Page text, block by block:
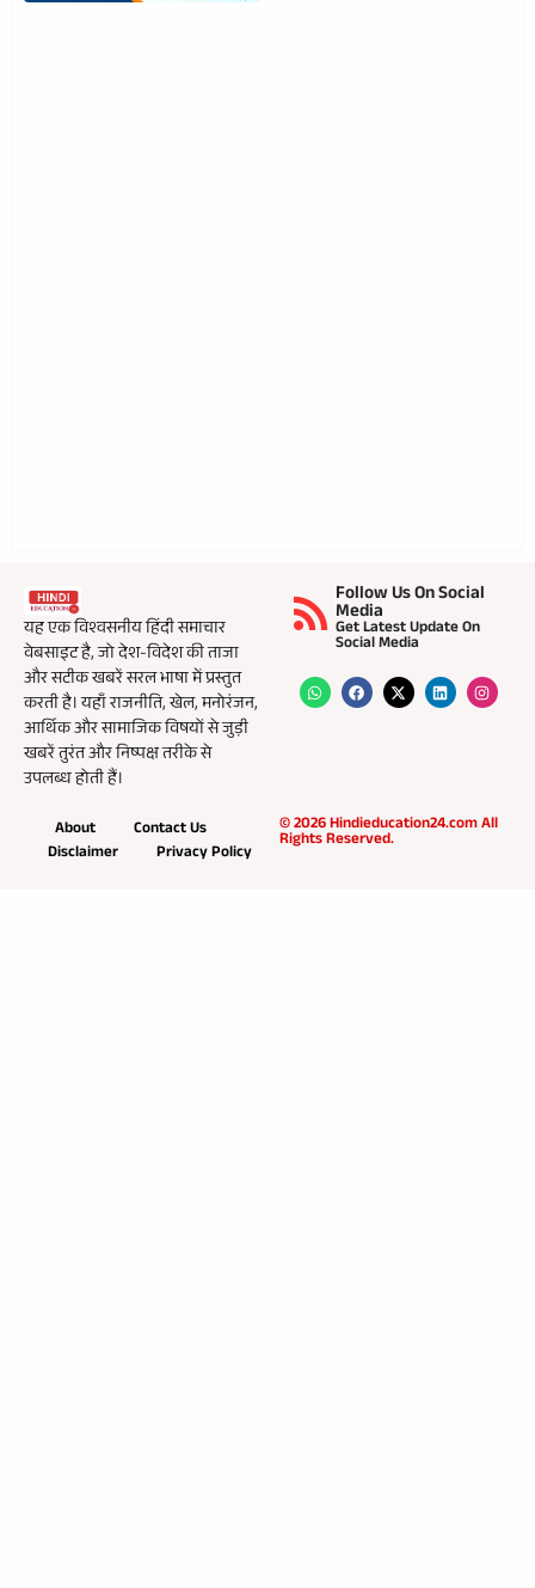
यह एक विश्वसनीय हिंदी समाचार
वेबसाइट है, जो देश-विदेश की ताजा
और सटीक खबरें सरल भाषा में प्रस्तुत
करती है। यहाँ राजनीति, खेल, मनोरंजन,
आर्थिक और सामाजिक विषयों से जुड़ी
खबरें तुरंत और निष्पक्ष तरीके से
उपलब्ध होती हैं।
Follow Us On Social
Media
Get Latest Update On
Social Media
About
Contact Us
Disclaimer
Privacy Policy
© 2026 Hindieducation24.com All
Rights Reserved.